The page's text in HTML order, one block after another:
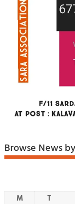
Browse News
M T